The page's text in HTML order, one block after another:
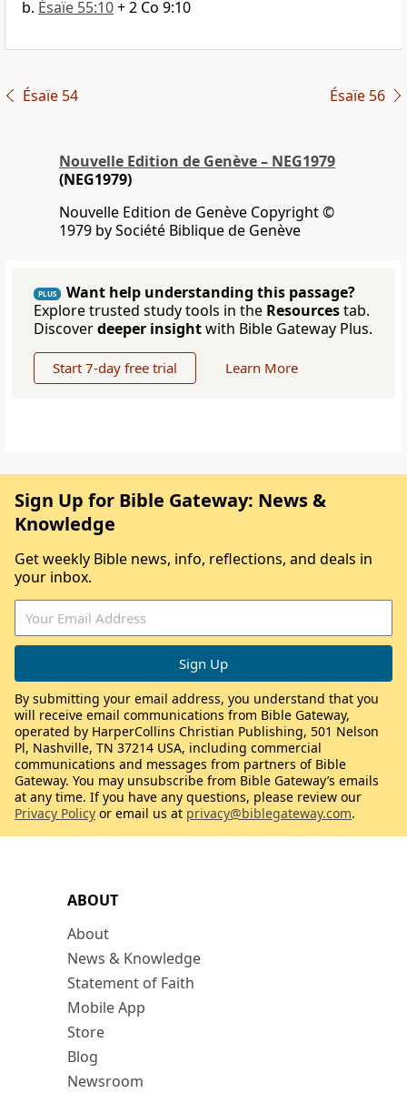
Ésaïe 55:10+ 2 Co 9:10
Ésaïe 54 Ésaïe 56
Nouvelle Edition de Genève – NEG1979
(NEG1979)
Nouvelle Edition de Genève Copyright ©
1979 by Société Biblique de Genève
PLUS
Want help understanding this passage?
Explore trusted study tools in the Resourcestab.
Discoverdeeper insightwith Bible Gateway Plus.
Start 7-day free trial Learn More
ABOUT
About
News & Knowledge
Statement of Faith
Mobile App
Store
Blog
Newsroom
Sign Up for Bible Gateway: News &
Knowledge
Get weekly Bible news, info, reflections, and deals in
your inbox.
By submitting your email address, you understand that you
will receive email communications from Bible Gateway,
operated by HarperCollins Christian Publishing, 501 Nelson
Pl, Nashville, TN 37214 USA, including commercial
communications and messages from partners of Bible
Gateway. You may unsubscribe from Bible Gateway’s emails
at any time. If you have any questions, please review our
Privacy Policy or email us at privacy@biblegateway.com.